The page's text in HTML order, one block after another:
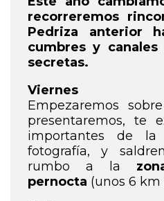
recorreremos
Pedriza anterior
cumbres y
secretas.
Viernes
Empezaremos
presentaremos, te
importantes de
fotografía, y
rumbo a la
pernocta (unos 6 km